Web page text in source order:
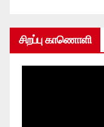
சிறப்பு காணொளி